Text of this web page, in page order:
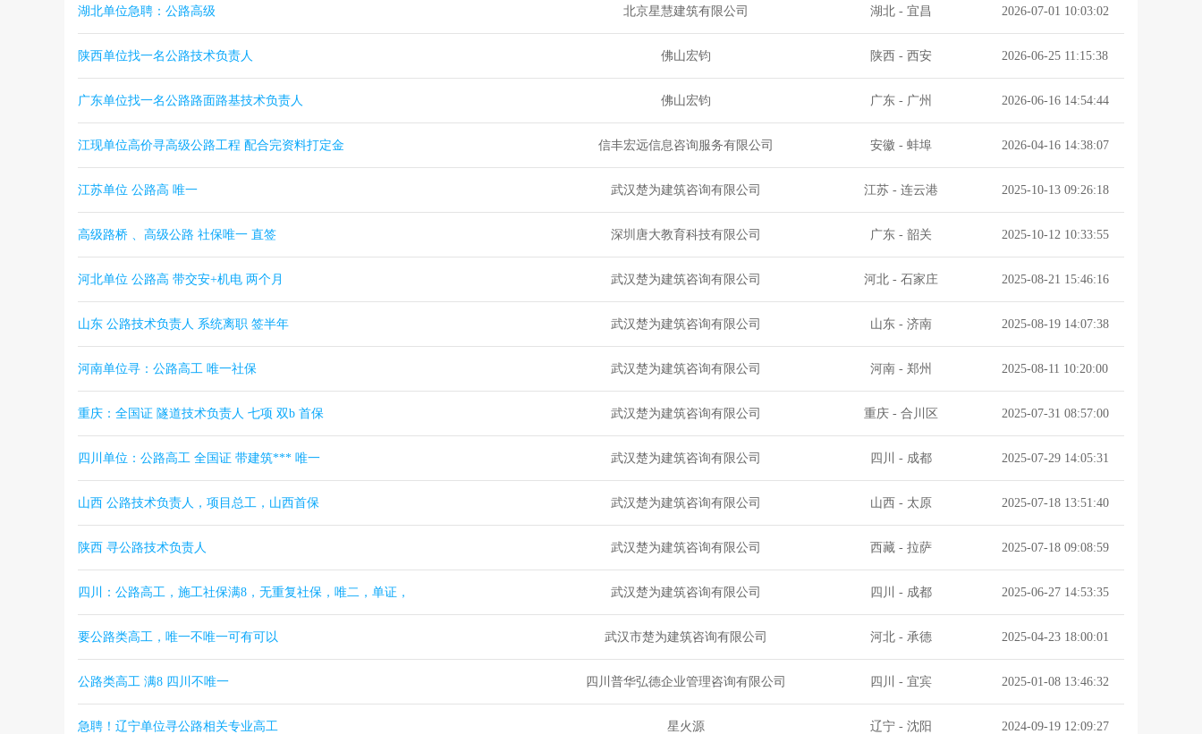
湖北单位急聘：公路高级 北京星慧建筑有限公司 湖北- 宜昌 2026-07-01 10:03:02
陕西单位找一名公路技术负责人 佛山宏钧 陕西 - 西安 2026-06-25 11:15:38
广东单位找一名公路路面路基技术负责人 佛山宏钧 广东- 广州 2026-06-16 14:54:44
江现单位高价寻高级公路工程 配合完资料打定金 信丰宏远信息咨询服务有限公司 安徽- 蚌埠 2026-04-16 14:38:07
江苏单位 公路高 唯一 武汉楚为建筑咨询有限公司 江苏- 连云港 2025-10-13 09:26:18
高级路桥 、高级公路 社保唯一 直签 深圳唐大教育科技有限公司 广东- 韶关 2025-10-12 10:33:55
河北单位 公路高 带交安+机电 两个月 武汉楚为建筑咨询有限公司 河北- 石家庄 2025-08-21 15:46:16
山东 公路技术负责人 系统离职 签半年 武汉楚为建筑咨询有限公司 山东- 济南 2025-08-19 14:07:38
河南单位寻：公路高工 唯一社保 武汉楚为建筑咨询有限公司 河南- 郑州 2025-08-11 10:20:00
重庆：全国证 隧道技术负责人 七项 双b 首保 武汉楚为建筑咨询有限公司 重庆- 合川区 2025-07-31 08:57:00
四川单位：公路高工 全国证 带建筑*** 唯一 武汉楚为建筑咨询有限公司 四川 - 成都 2025-07-29 14:05:31
山西 公路技术负责人，项目总工，山西首保 武汉楚为建筑咨询有限公司 山西 - 太原 2025-07-18 13:51:40
陕西 寻公路技术负责人 武汉楚为建筑咨询有限公司 西藏- 拉萨 2025-07-18 09:08:59
四川：公路高工，施工社保满8，无重复社保，唯二，单证， 武汉楚为建筑咨询有限公司 四川 - 成都 2025-06-27 14:53:35
要公路类高工，唯一不唯一可有可以 武汉市楚为建筑咨询有限公司 河北- 承德 2025-04-23 18:00:01
公路类高工 满8 四川不唯一 四川普华弘德企业管理咨询有限公司 四川 - 宜宾 2025-01-08 13:46:32
急聘！辽宁单位寻公路相关专业高工 星火源 辽宁- 沈阳 2024-09-19 12:09:27